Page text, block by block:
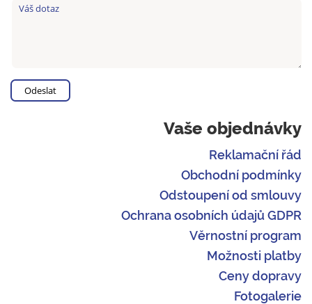
Vaše objednávky
Reklamační řád
Obchodní podmínky
Odstoupení od smlouvy
Ochrana osobních údajů GDPR
Věrnostní program
Možnosti platby
Ceny dopravy
Fotogalerie